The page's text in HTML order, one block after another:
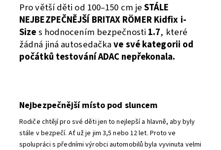
Pro větší děti od 100–150 cm jeSTÁLE
NEJBEZPEČNĚJŠÍ BRITAX RÖMER Kidfix i-
Sizes hodnocením bezpečnosti 1.7, které
žádná jiná autosedačkave své kategorii od
počátků testování ADAC nepřekonala.
Nejbezpečnější místo pod sluncem
Rodiče chtějí pro své děti jen to nejlepší a hlavně, aby byly
stále v bezpečí. Ať už je jim 3,5 nebo 12 let. Proto ve
spolupráci s předními výrobci automobilů byla vyvinuta velmi